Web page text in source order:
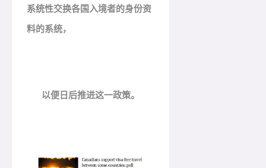
系统性交换各国入境者的身份资
料的系统，
以便日后推进这一政策。